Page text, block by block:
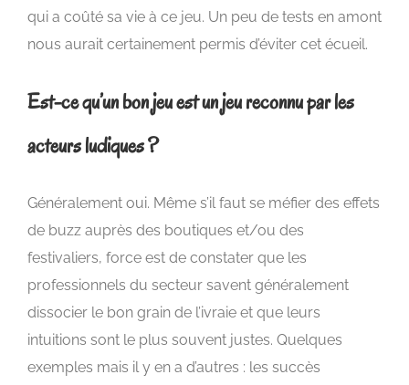
qui a coûté sa vie à ce jeu. Un peu de tests en amont
nous aurait certainement permis d’éviter cet écueil.
Est-ce qu’un bon jeu est un jeu reconnu par les
acteurs ludiques ?
Généralement oui. Même s’il faut se méfier des effets
de buzz auprès des boutiques et/ou des
festivaliers, force est de constater que les
professionnels du secteur savent généralement
dissocier le bon grain de l’ivraie et que leurs
intuitions sont le plus souvent justes. Quelques
exemples mais il y en a d’autres : les succès